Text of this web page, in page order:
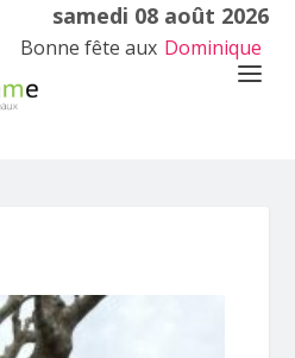
samedi 08 août 2026
Bonne fête aux Dominique